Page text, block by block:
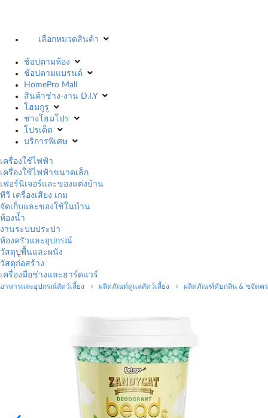
เลือกหมวดสินค้า
ช้อปตามห้อง
ช้อปตามแบรนด์
HomePro Mall
สินค้าช่าง-งาน D.I.Y
โฮมกูรู
ช่างโฮมโปร
โปรเด็ด
บริการพิเศษ
เครื่องใช้ไฟฟ้า
เครื่องใช้ไฟฟ้าขนาดเล็ก
เฟอร์นิเจอร์และของแต่งบ้าน
ทีวี เครื่องเสียง เกม
จัดเก็บและของใช้ในบ้าน
ห้องน้ำ
งานระบบประปา
ห้องครัวและอุปกรณ์
วัสดุปูพื้นและผนัง
วัสดุก่อสร้าง
เครื่องมือช่างและฮาร์ดแวร์
อาหารและอุปกรณ์สัตว์เลี้ยง ผลิตภัณท์ดูแลสัตว์เลี้ยง ผลิตภัณฑ์ดับกลิ่น & ขจัดค